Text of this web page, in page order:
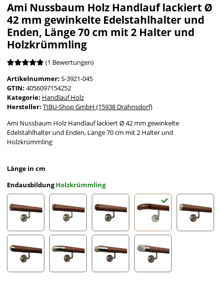
Ami Nussbaum Holz Handlauf lackiert Ø
42 mm gewinkelte Edelstahlhalter und
Enden, Länge 70 cm mit 2 Halter und
Holzkrümmling
(1 Bewertungen)
Artikelnummer: S-3921-045
GTIN: 4056097154252
Kategorie: Handlauf Holz
Hersteller: TIBU-Shop GmbH (15938 Drahnsdorf)
Ami Nussbaum Holz Handlauf lackiert Ø 42 mm gewinkelte
Edelstahlhalter und Enden, Länge 70 cm mit 2 Halter und
Holzkrümmling
Länge in cm
EndausbildungHolzkrümmling
gefast Radius gefrästHalbkugel gefrästHolzkrümmling